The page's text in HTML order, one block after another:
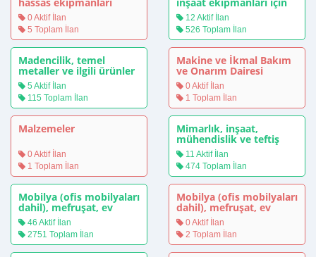
hassas ekipmanları
(gözlük hariç)
0 Aktif İlan
5 Toplam İlan
inşaat ekipmanları için
kullanılan makineler
12 Aktif İlan
526 Toplam İlan
Madencilik, temel
metaller ve ilgili ürünler
5 Aktif İlan
115 Toplam İlan
Makine ve İkmal Bakım
ve Onarım Dairesi
Başkanlığı - Tedarik ve
Stok Yönetimi Şube
Müdürlüğü
0 Aktif İlan
1 Toplam İlan
Malzemeler
0 Aktif İlan
1 Toplam İlan
Mimarlık, inşaat,
mühendislik ve teftiş
hizmetleri
11 Aktif İlan
474 Toplam İlan
Mobilya (ofis mobilyaları
dahil), mefruşat, ev
aletleri (aydınlatma
hariç ) ve temizlik
ürünleri
46 Aktif İlan
2751 Toplam İlan
Mobilya (ofis mobilyaları
dahil), mefruşat, ev
aletleri (aydınlatma
hariç) ve temizlik
ürünleri
0 Aktif İlan
2 Toplam İlan